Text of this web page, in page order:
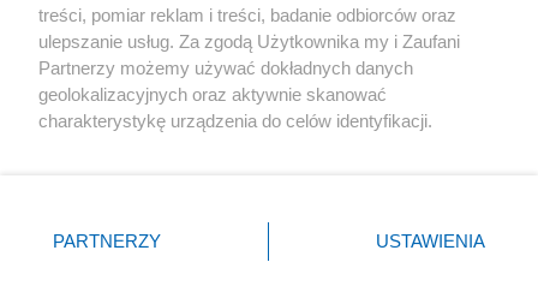
X Facebook Instagram Youtube
treści, pomiar reklam i treści, badanie odbiorców oraz
ulepszanie usług. Za zgodą Użytkownika my i Zaufani
Partnerzy możemy używać dokładnych danych
geolokalizacyjnych oraz aktywnie skanować
charakterystykę urządzenia do celów identyfikacji.
zmienić/wycofać klikając przycisk ustawień prywatności
znajdujący się w lewym dolnym rogu strony
PARTNERZY USTAWIENIA